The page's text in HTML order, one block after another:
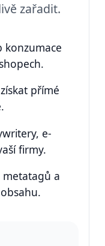
zařadit.
konzumace
přímé
e-
firmy.
a